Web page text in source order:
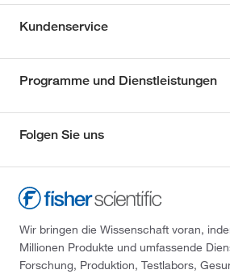
Kundenservice
Programme und Dienstleistungen
Folgen Sie uns
Wir bringen die Wissenschaft voran,
Millionen Produkte und umfassende
Forschung, Produktion, Testlabors,